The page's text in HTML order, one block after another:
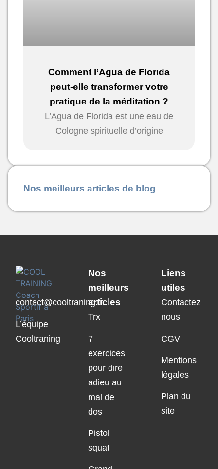
Comment l’Agua de Florida
peut-elle transformer votre
pratique de la méditation ?
L’Agua de Florida est une eau de
Cologne spirituelle d’origine
Nos meilleurs articles de blog
contact@cooltraning.fr
L’équipe
Cooltraning
Nos
meilleurs
articles
Trx
7
exercices
pour dire
adieu au
mal de
dos
Pistol
squat
Liens
utiles
Contactez
nous
CGV
Mentions
légales
Plan du
site